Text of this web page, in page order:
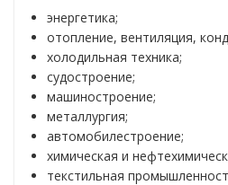
энергетика;
отопление, вентиляция,
холодильная техника;
судостроение;
машиностроение;
металлургия;
автомобилестроение;
химическая и
текстильная